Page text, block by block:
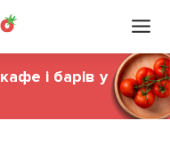
і барів у